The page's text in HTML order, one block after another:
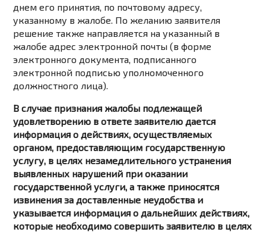
днем его принятия, по почтовому адресу,
указанному в жалобе. По желанию заявителя
решение также направляется на указанный в
жалобе адрес электронной почты (в форме
электронного документа, подписанного
электронной подписью уполномоченного
должностного лица).
В случае признания жалобы подлежащей
удовлетворению в ответе заявителю дается
информация о действиях, осуществляемых
органом, предоставляющим государственную
услугу, в целях незамедлительного устранения
выявленных нарушений при оказании
государственной услуги, а также приносятся
извинения за доставленные неудобства и
указывается информация о дальнейших действиях,
которые необходимо совершить заявителю в целях